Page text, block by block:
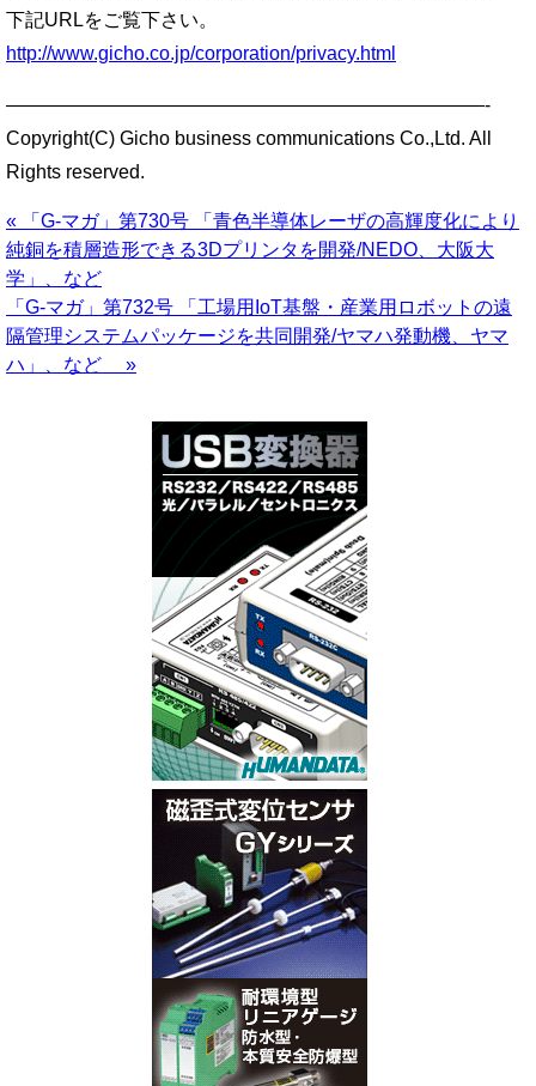
下記URLをご覧下さい。
http://www.gicho.co.jp/corporation/privacy.html
—————————————————————————-
Copyright(C) Gicho business communications Co.,Ltd. All
Rights reserved.
« 「G-マガ」第730号 「青色半導体レーザの高輝度化により
純銅を積層造形できる3Dプリンタを開発/NEDO、大阪大
学」、など
「G-マガ」第732号 「工場用IoT基盤・産業用ロボットの遠
隔管理システムパッケージを共同開発/ヤマハ発動機、ヤマ
ハ」、など »